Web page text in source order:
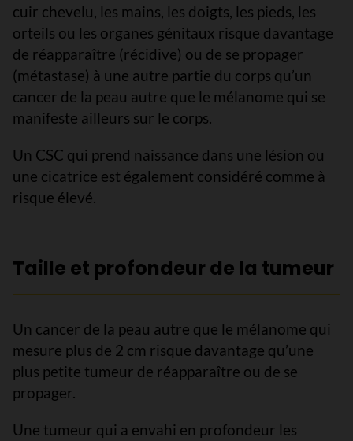
cuir chevelu, les mains, les doigts, les pieds, les
orteils ou les organes génitaux risque davantage
de réapparaître (récidive) ou de se propager
(métastase) à une autre partie du corps qu’un
cancer de la peau autre que le mélanome qui se
manifeste ailleurs sur le corps.
Un CSC qui prend naissance dans une lésion ou
une cicatrice est également considéré comme à
risque élevé.
Taille et profondeur de la tumeur
Un cancer de la peau autre que le mélanome qui
mesure plus de 2 cm risque davantage qu’une
plus petite tumeur de réapparaître ou de se
propager.
Une tumeur qui a envahi en profondeur les